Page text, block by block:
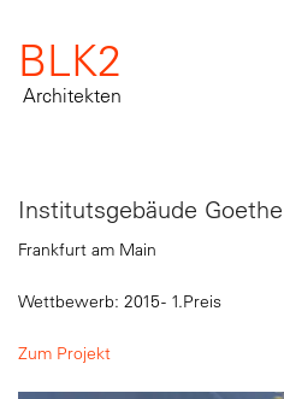
BLK2
Architekten
Institutsgebäude
Frankfurt am Main
Wettbewerb: 2015 - 1.Preis
Zum Projekt